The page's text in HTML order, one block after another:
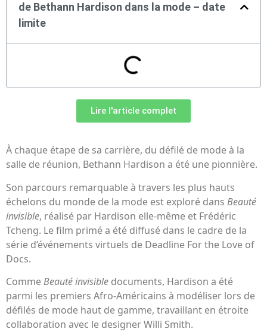
de Bethann Hardison dans la mode – date
limite
Lire l'article complet
À chaque étape de sa carrière, du défilé de mode à la
salle de réunion, Bethann Hardison a été une pionnière.
Son parcours remarquable à travers les plus hauts
échelons du monde de la mode est exploré dans Beauté
invisible, réalisé par Hardison elle-même et Frédéric
Tcheng. Le film primé a été diffusé dans le cadre de la
série d’événements virtuels de Deadline For the Love of
Docs.
CommeBeauté invisible documents, Hardison a été
parmi les premiers Afro-Américains à modéliser lors de
défilés de mode haut de gamme, travaillant en étroite
collaboration avec le designer Willi Smith.